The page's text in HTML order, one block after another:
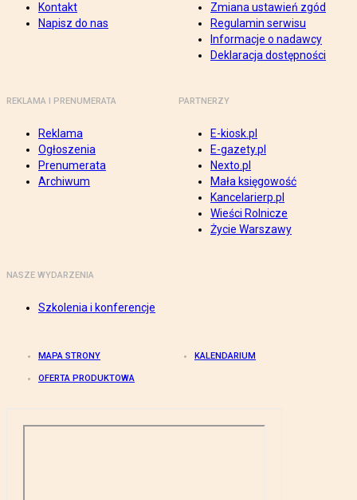
Kontakt
Napisz do nas
Zmiana ustawień zgód
Regulamin serwisu
Informacje o nadawcy
Deklaracja dostępności
REKLAMA I PRENUMERATA
Reklama
Ogłoszenia
Prenumerata
Archiwum
PARTNERZY
E-kiosk.pl
E-gazety.pl
Nexto.pl
Mała księgowość
Kancelarierp.pl
Wieści Rolnicze
Życie Warszawy
NASZE WYDARZENIA
Szkolenia i konferencje
MAPA STRONY KALENDARIUM
OFERTA PRODUKTOWA